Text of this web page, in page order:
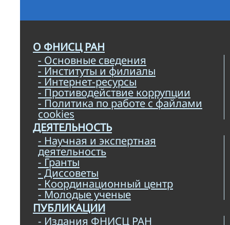
О ФНИСЦ РАН
- Основные сведения
- Институты и филиалы
- Интернет-ресурсы
- Противодействие коррупции
- Политика по работе с файлами
cookies
ДЕЯТЕЛЬНОСТЬ
- Научная и экспертная
деятельность
- Гранты
- Диссоветы
- Координационный центр
- Молодые ученые
ПУБЛИКАЦИИ
- Издания ФНИСЦ РАН